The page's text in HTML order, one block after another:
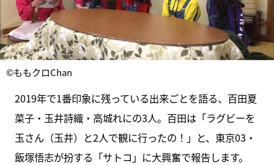
©ももクロChan
2019年で1番印象に残っている出来ごとを語る、百田夏
菜子・玉井詩織・高城れにの3人。百田は「ラグビーを
玉さん（玉井）と2人で観に行ったの！」と、東京03・
飯塚悟志が扮する「サトコ」に大興奮で報告します。